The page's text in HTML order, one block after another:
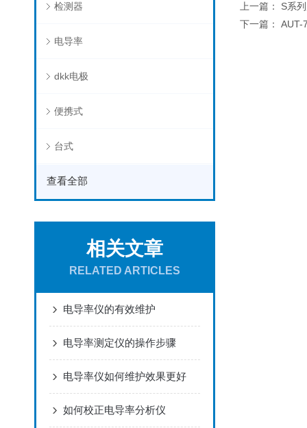
检测器
电导率
dkk电极
便携式
台式
查看全部
相关文章
RELATED ARTICLES
电导率仪的有效维护
电导率测定仪的操作步骤
电导率仪如何维护效果更好
如何校正电导率分析仪
上一篇： S系
下一篇： AUT-